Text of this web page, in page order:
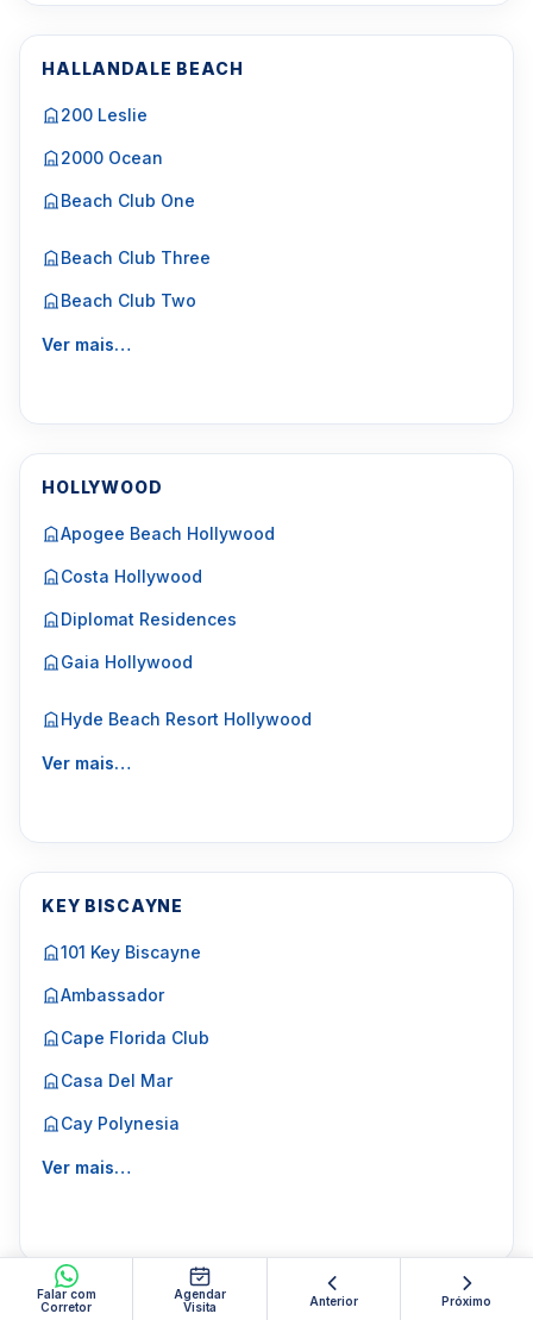
Falar com
Corretor
Agendar
Visita
Anterior Próximo
HALLANDALE BEACH
200 Leslie
2000 Ocean
Beach Club One
Beach Club Three
Beach Club Two
Ver mais…
HOLLYWOOD
Apogee Beach Hollywood
Costa Hollywood
Diplomat Residences
Gaia Hollywood
Hyde Beach Resort Hollywood
Ver mais…
KEY BISCAYNE
101 Key Biscayne
Ambassador
Cape Florida Club
Casa Del Mar
Cay Polynesia
Ver mais…